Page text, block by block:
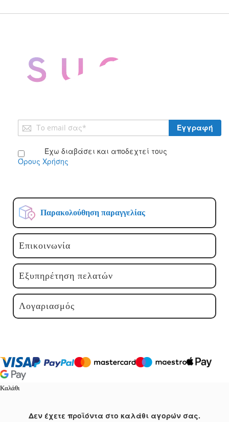
Παρακολούθηση παραγγελίας
Επικοινωνία
Εξυπηρέτηση πελατών
Λογαριασμός
Εγγραφή
στο
Δελτίο: Έχω διαβάσει και αποδεχτεί τους
Όρους Χρήσης
Εγγραφή
Καλάθι
Δεν έχετε προϊόντα στο καλάθι αγορών σας.